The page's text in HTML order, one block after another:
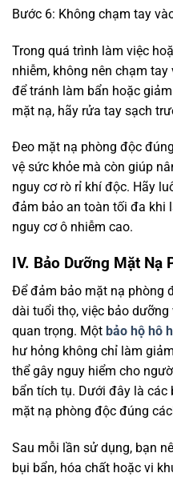
Bước 6: Không chạm tay
Trong quá trình làm việc
nhiễm, không nên chạm
để tránh làm bẩn hoặc
mặt nạ, hãy rửa tay sạch
Đeo mặt nạ phòng độc
vệ sức khỏe mà còn giúp
nguy cơ rò rỉ khí độc. Hãy
đảm bảo an toàn tối đa khi
nguy cơ ô nhiễm cao.
IV. Bảo Dưỡng Mặt Nạ
Để đảm bảo mặt nạ phòng
dài tuổi thọ, việc bảo
quan trọng. Một bảo hộ hô
hư hỏng không chỉ làm
thể gây nguy hiểm cho
bẩn tích tụ. Dưới đây là các
mặt nạ phòng độc đúng
Sau mỗi lần sử dụng, bạn
bụi bẩn, hóa chất hoặc vi